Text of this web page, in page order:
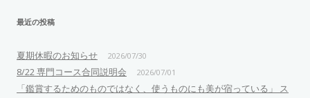
最近の投稿
夏期休暇のお知らせ 2026/07/30
8/22 専門コース合同説明会 2026/07/01
「鑑賞するためのものではなく、使うものにも美が宿っている」 ス